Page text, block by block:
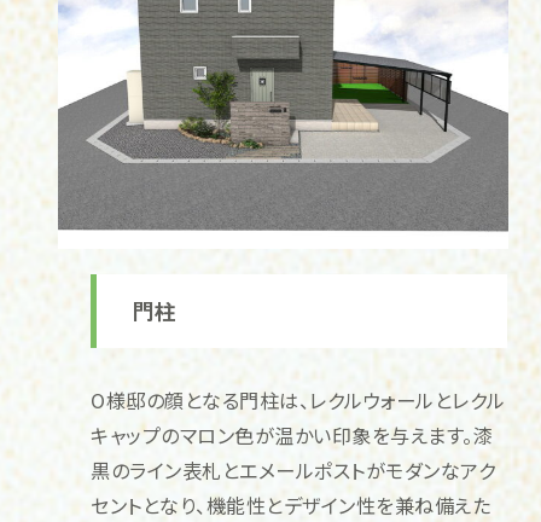
門柱
O様邸の顔となる門柱は、レクルウォールとレクル
キャップのマロン色が温かい印象を与えます。漆
黒のライン表札とエメールポストがモダンなアク
セントとなり、機能性とデザイン性を兼ね備えた